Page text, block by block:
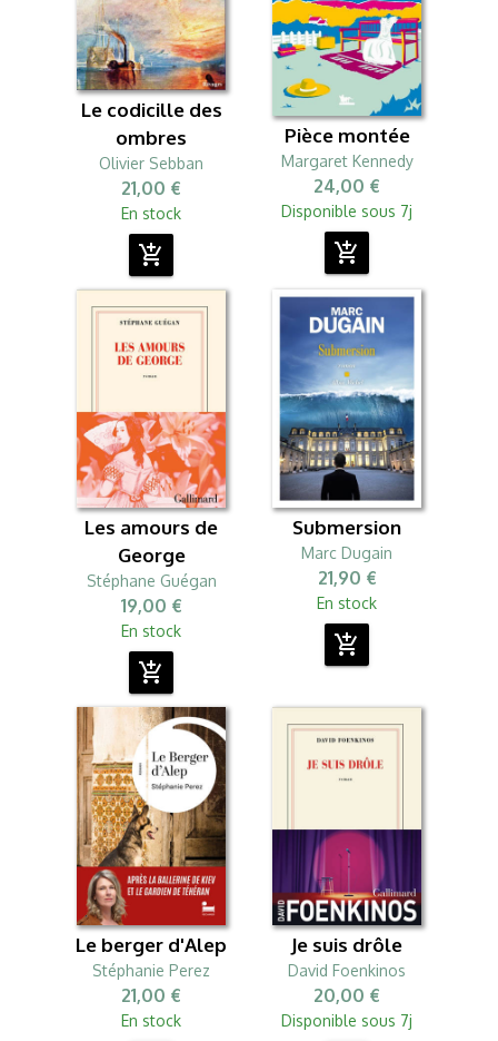
Le codicille des
ombres
Olivier Sebban
21,00 €
En stock
add_shopping_cart
Pièce montée
Margaret Kennedy
24,00 €
Disponible sous 7j
add_shopping_cart
Les amours de
George
Stéphane Guégan
19,00 €
En stock
add_shopping_cart
Submersion
Marc Dugain
21,90 €
En stock
add_shopping_cart
Le berger d'Alep
Stéphanie Perez
21,00 €
En stock
Je suis drôle
David Foenkinos
20,00 €
Disponible sous 7j